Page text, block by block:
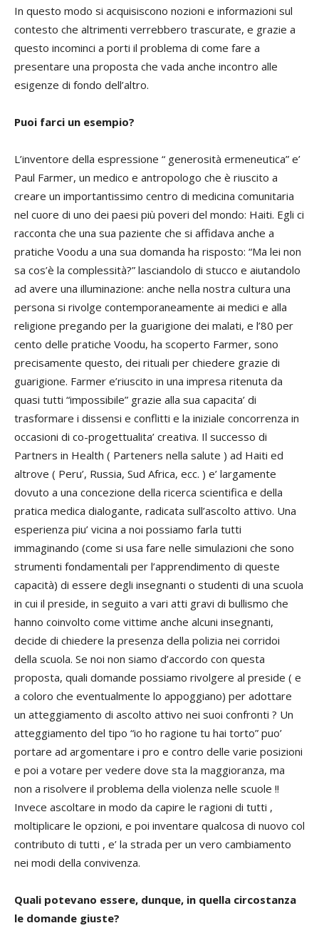
In questo modo si acquisiscono nozioni e informazioni sul
contesto che altrimenti verrebbero trascurate, e grazie a
questo incominci a porti il problema di come fare a
presentare una proposta che vada anche incontro alle
esigenze di fondo dell’altro.
Puoi farci un esempio?
L’inventore della espressione “ generosità ermeneutica” e’
Paul Farmer, un medico e antropologo che è riuscito a
creare un importantissimo centro di medicina comunitaria
nel cuore di uno dei paesi più poveri del mondo: Haiti. Egli ci
racconta che una sua paziente che si affidava anche a
pratiche Voodu a una sua domanda ha risposto: “Ma lei non
sa cos’è la complessità?” lasciandolo di stucco e aiutandolo
ad avere una illuminazione: anche nella nostra cultura una
persona si rivolge contemporaneamente ai medici e alla
religione pregando per la guarigione dei malati, e l’80 per
cento delle pratiche Voodu, ha scoperto Farmer, sono
precisamente questo, dei rituali per chiedere grazie di
guarigione. Farmer e’riuscito in una impresa ritenuta da
quasi tutti “impossibile” grazie alla sua capacita’ di
trasformare i dissensi e conflitti e la iniziale concorrenza in
occasioni di co-progettualita’ creativa. Il successo di
Partners in Health ( Parteners nella salute ) ad Haiti ed
altrove ( Peru’, Russia, Sud Africa, ecc. ) e’ largamente
dovuto a una concezione della ricerca scientifica e della
pratica medica dialogante, radicata sull’ascolto attivo. Una
esperienza piu’ vicina a noi possiamo farla tutti
immaginando (come si usa fare nelle simulazioni che sono
strumenti fondamentali per l’apprendimento di queste
capacità) di essere degli insegnanti o studenti di una scuola
in cui il preside, in seguito a vari atti gravi di bullismo che
hanno coinvolto come vittime anche alcuni insegnanti,
decide di chiedere la presenza della polizia nei corridoi
della scuola. Se noi non siamo d’accordo con questa
proposta, quali domande possiamo rivolgere al preside ( e
a coloro che eventualmente lo appoggiano) per adottare
un atteggiamento di ascolto attivo nei suoi confronti ? Un
atteggiamento del tipo “io ho ragione tu hai torto” puo’
portare ad argomentare i pro e contro delle varie posizioni
e poi a votare per vedere dove sta la maggioranza, ma
non a risolvere il problema della violenza nelle scuole !!
Invece ascoltare in modo da capire le ragioni di tutti ,
moltiplicare le opzioni, e poi inventare qualcosa di nuovo col
contributo di tutti , e’ la strada per un vero cambiamento
nei modi della convivenza.
Quali potevano essere, dunque, in quella circostanza
le domande giuste?